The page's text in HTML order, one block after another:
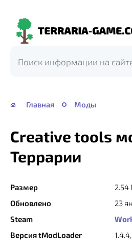
Terraria-
Главная Моды
Creative tools
Террарии
Размер
2.54
Обновлено
23
Steam
Версия tModLoader